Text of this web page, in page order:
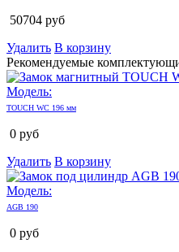
50704 руб
Удалить В корзину
Рекомендуемые
Модель:
TOUCH WC 196 мм
0 руб
Удалить В корзину
Модель:
AGB 190
0 руб